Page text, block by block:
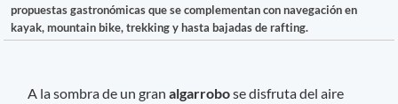
propuestas gastronómicas que se complementan con navegación en
kayak, mountain bike, trekking y hasta bajadas de rafting.
A la sombra de un granalgarrobose disfruta del aire